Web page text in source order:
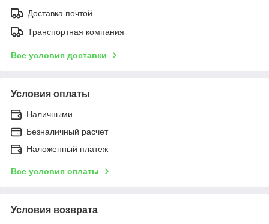
Доставка почтой
Транспортная компания
Все условия доставки
Условия оплаты
Наличными
Безналичный расчет
Наложенный платеж
Все условия оплаты
Условия возврата